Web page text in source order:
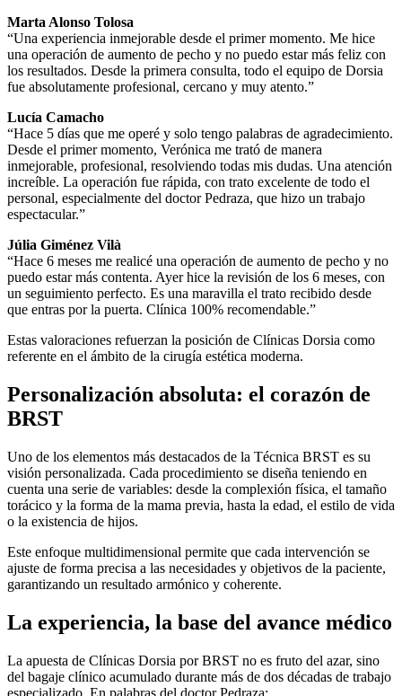
Marta Alonso Tolosa
“Una experiencia inmejorable desde el primer momento. Me hice
una operación de aumento de pecho y no puedo estar más feliz con
los resultados. Desde la primera consulta, todo el equipo de Dorsia
fue absolutamente profesional, cercano y muy atento.”
Lucía Camacho
“Hace 5 días que me operé y solo tengo palabras de agradecimiento.
Desde el primer momento, Verónica me trató de manera
inmejorable, profesional, resolviendo todas mis dudas. Una atención
increíble. La operación fue rápida, con trato excelente de todo el
personal, especialmente del doctor Pedraza, que hizo un trabajo
espectacular.”
Júlia Giménez Vilà
“Hace 6 meses me realicé una operación de aumento de pecho y no
puedo estar más contenta. Ayer hice la revisión de los 6 meses, con
un seguimiento perfecto. Es una maravilla el trato recibido desde
que entras por la puerta. Clínica 100% recomendable.”
Estas valoraciones refuerzan la posición de Clínicas Dorsia como
referente en el ámbito de la cirugía estética moderna.
Personalización absoluta: el corazón de
BRST
Uno de los elementos más destacados de la Técnica BRST es su
visión personalizada. Cada procedimiento se diseña teniendo en
cuenta una serie de variables: desde la complexión física, el tamaño
torácico y la forma de la mama previa, hasta la edad, el estilo de vida
o la existencia de hijos.
Este enfoque multidimensional permite que cada intervención se
ajuste de forma precisa a las necesidades y objetivos de la paciente,
garantizando un resultado armónico y coherente.
La experiencia, la base del avance médico
La apuesta de Clínicas Dorsia por BRST no es fruto del azar, sino
del bagaje clínico acumulado durante más de dos décadas de trabajo
especializado. En palabras del doctor Pedraza: